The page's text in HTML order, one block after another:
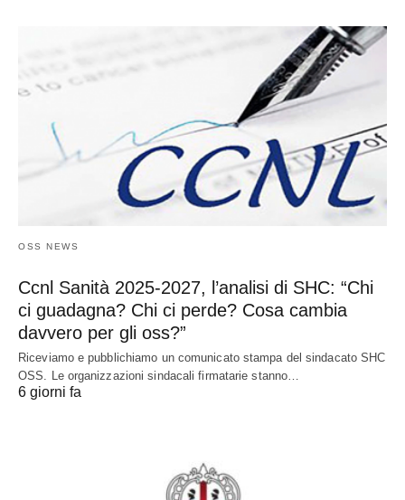
OSS NEWS
Ccnl Sanità 2025-2027, l’analisi di SHC: “Chi
ci guadagna? Chi ci perde? Cosa cambia
davvero per gli oss?”
Riceviamo e pubblichiamo un comunicato stampa del sindacato SHC
OSS. Le organizzazioni sindacali firmatarie stanno…
6 giorni fa